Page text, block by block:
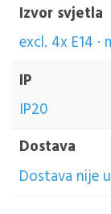
Izvor svjetla
excl. 4x E14 ·
IP
IP20
Dostava
Dostava nije